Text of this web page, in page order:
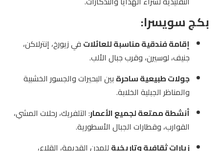
بكج سويسرا:
إقامة فندقية مناسبة للعائلات في زيورخ، إنترلاكن،
جنيف، لوسيرن، وقرب جبال الألب.
جولات طبيعية ساحرة بين البحيرات والجسور الخشبية
والمناظر الجبلية الخلابة.
أنشطة ممتعة لجميع الأعمار: التلفريك، رحلات المشي،
القوارب، وقطارات الجبال الأسطورية.
زيارات ثقافية وتاريخية للمدن القديمة، القلاع،